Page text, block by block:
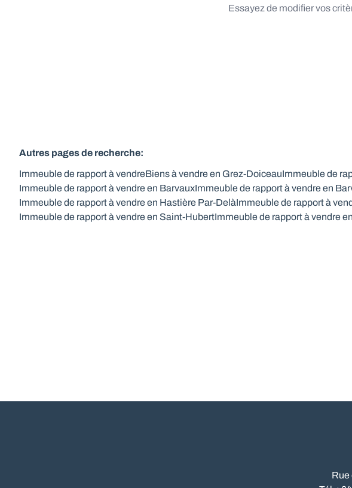
Essayez de modifier vos
Autres pages de recherche:
Immeuble de rapport à vendreBiens à vendre en Grez-DoiceauImmeuble de
Immeuble de rapport à vendre en BarvauxImmeuble de rapport à vendre en
Immeuble de rapport à vendre en Hastière Par-DelàImmeuble de rapport à
Immeuble de rapport à vendre en Saint-HubertImmeuble de rapport à vendre
Rue